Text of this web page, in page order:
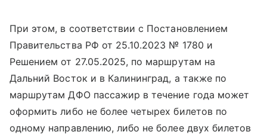
При этом, в соответствии с Постановлением
Правительства РФ от 25.10.2023 № 1780 и
Решением от 27.05.2025, по маршрутам на
Дальний Восток и в Калининград, а также по
маршрутам ДФО пассажир в течение года может
оформить либо не более четырех билетов по
одному направлению, либо не более двух билетов